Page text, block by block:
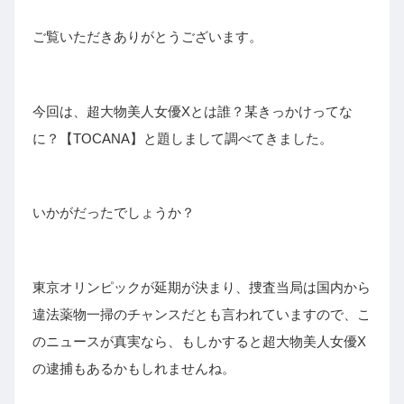
ご覧いただきありがとうございます。
今回は、超大物美人女優Xとは誰？某きっかけってな
に？【TOCANA】と題しまして調べてきました。
いかがだったでしょうか？
東京オリンピックが延期が決まり、捜査当局は国内から
違法薬物一掃のチャンスだとも言われていますので、こ
のニュースが真実なら、もしかすると超大物美人女優X
の逮捕もあるかもしれませんね。